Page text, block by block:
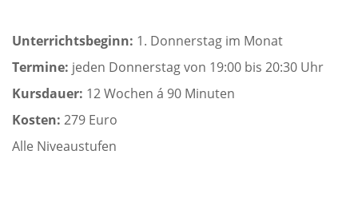
Unterrichtsbeginn: 1. Donnerstag im Monat
Termine: jeden Donnerstag von 19:00 bis 20:30 Uhr
Kursdauer: 12 Wochen á 90 Minuten
Kosten: 279 Euro
Alle Niveaustufen